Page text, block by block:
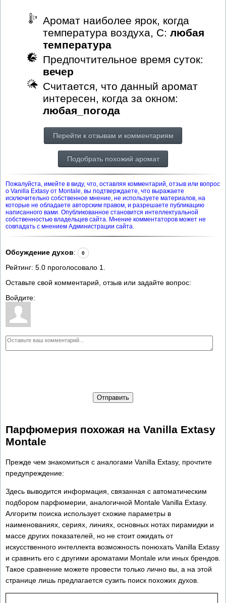
Аромат наиболее ярок, когда
температура воздуха, С: любая
температура
Предпочтительное время суток:
вечер
Считается, что данный аромат
интересен, когда за окном:
любая_погода
Перейти к отзывам и комментариям
Подобрать похожий аромат
Пожалуйста, имейте в виду, что, оставляя комментарий, отзыв или вопрос
о Vanilla Extasy от Montale, вы подтверждаете, что выражаете
исключительно собственное мнение, не используете материалов, на
которые не обладаете авторским правом, и разрешаете публикацию
написанного вами. Опубликованное становится интеллектуальной
собственностью владельцев сайта. Мнение комментаторов может не
совпадать с мнением Администрации сайта.
Обсуждение духов: 0
Рейтинг: 5.0 проголосовало 1
Оставьте свой комментарий, отзыв или задайте вопрос:
Войдите:
Отправить
Парфюмерия похожая на Vanilla Extasy
Montale
Прежде чем знакомиться с аналогами Vanilla Extasy, прочтите
предупреждение:
Здесь выводится информация, связанная с автоматическим
подбором парфюмерии, аналогичной Montale Vanilla Extasy.
Алгоритм поиска использует схожие параметры в
наименованиях, сериях, линиях, основных нотах пирамидки и
массе других показателей, но не стоит ожидать от
искусственного интеллекта возможность понюхать Vanilla Extasy
и сравнить его с другими ароматами Montale или иных брендов.
Такое сравнение можете провести только лично вы, а на этой
странице лишь предлагается сузить поиск похожих духов.